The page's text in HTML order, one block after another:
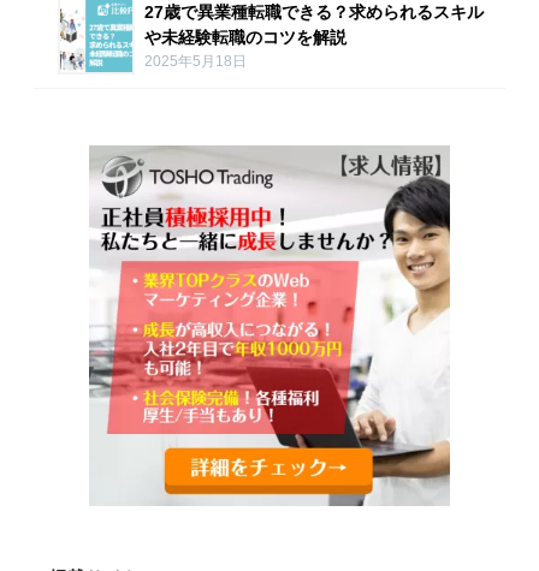
27歳で異業種転職できる？求められるスキル
や未経験転職のコツを解説
2025年5月18日